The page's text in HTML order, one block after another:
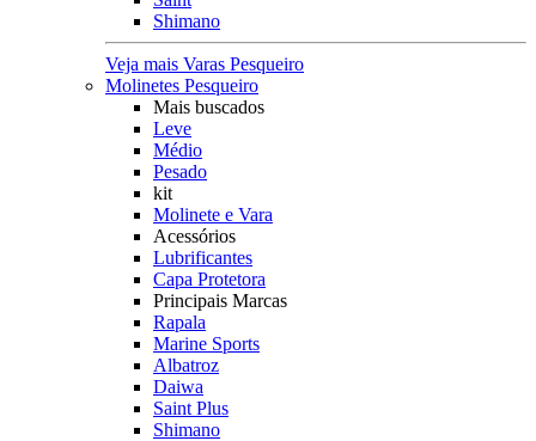
Shimano
Veja mais Varas Pesqueiro
Molinetes Pesqueiro
Mais buscados
Leve
Médio
Pesado
kit
Molinete e Vara
Acessórios
Lubrificantes
Capa Protetora
Principais Marcas
Rapala
Marine Sports
Albatroz
Daiwa
Saint Plus
Shimano